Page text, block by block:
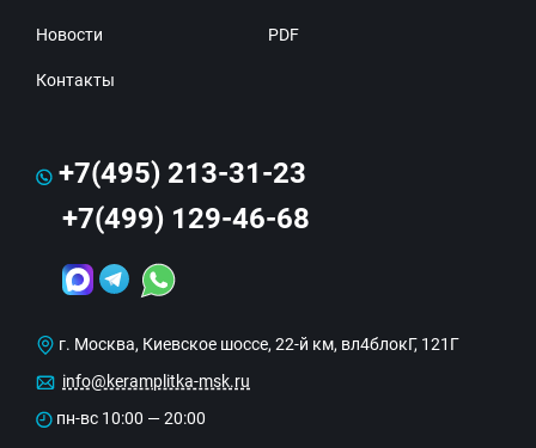
Новости
Контакты
PDF
+7(495) 213-31-23
+7(499) 129-46-68
г. Москва, Киевское шоссе, 22-й км, вл4блокГ, 121Г
info@keramplitka-msk.ru
пн-вс 10:00 — 20:00